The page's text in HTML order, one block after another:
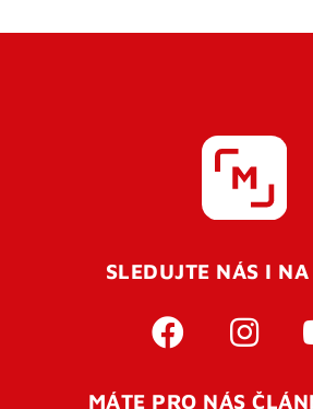
SLEDUJTE NÁS I
MÁTE PRO NÁS